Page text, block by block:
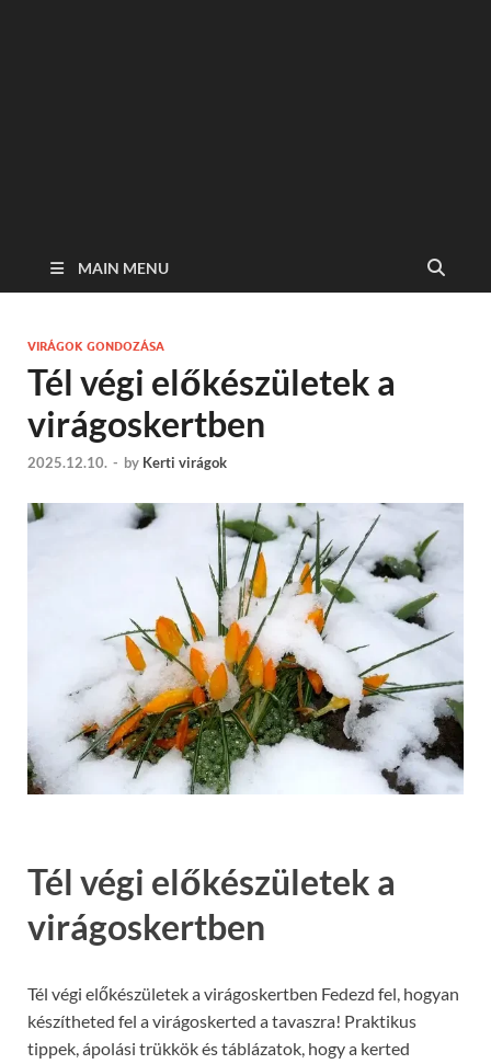
MAIN MENU
VIRÁGOK GONDOZÁSA
Tél végi előkészületek a
virágoskertben
2025.12.10. - by Kerti virágok
Tél végi előkészületek a
virágoskertben
Tél végi előkészületek a virágoskertben Fedezd fel, hogyan
készítheted fel a virágoskerted a tavaszra! Praktikus
tippek, ápolási trükkök és táblázatok, hogy a kerted